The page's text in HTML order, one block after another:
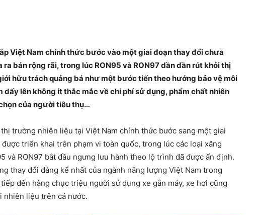
Việt Nam chính thức bước vào một giai đoạn thay đổi chưa
bán rộng rãi, trong lúc RON95 và RON97 dần dần rút khỏi thị
hữu trách quảng bá như một bước tiến theo hướng bảo vệ môi
dấy lên không ít thắc mắc về chi phí sử dụng, phẩm chất nhiên
của người tiêu thụ…
trường nhiên liệu tại Việt Nam chính thức bước sang một giai
triển khai trên phạm vi toàn quốc, trong lúc các loại xăng
và RON97 bắt đầu ngưng lưu hành theo lộ trình đã được ấn định.
thay đổi đáng kể nhất của ngành năng lượng Việt Nam trong
đến hàng chục triệu người sử dụng xe gắn máy, xe hơi cũng
nhiên liệu trên cả nước.